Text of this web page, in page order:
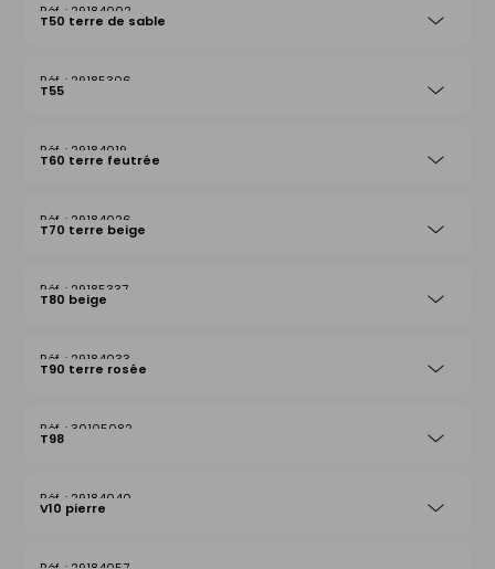
29184002
T50 terre de sable
29185306
T55
29184019
T60 terre feutrée
29184026
T70 terre beige
29185337
T80 beige
29184033
T90 terre rosée
30105082
T98
29184040
V10 pierre